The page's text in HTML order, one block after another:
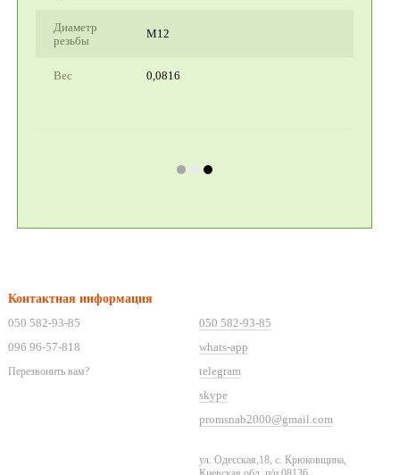
Диаметр
резьбы
М12
Вес 0,0816
Контактная информация
050 582-93-85
096 96-57-818
Перезвонить вам?
050 582-93-85
whats-app
telegram
skype
promsnab2000@gmail.com
ул. Одесская,18, с. Крюковщина,